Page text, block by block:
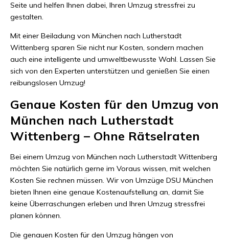
Seite und helfen Ihnen dabei, Ihren Umzug stressfrei zu
gestalten.
Mit einer Beiladung von München nach Lutherstadt
Wittenberg sparen Sie nicht nur Kosten, sondern machen
auch eine intelligente und umweltbewusste Wahl. Lassen Sie
sich von den Experten unterstützen und genießen Sie einen
reibungslosen Umzug!
Genaue Kosten für den Umzug von
München nach Lutherstadt
Wittenberg – Ohne Rätselraten
Bei einem Umzug von München nach Lutherstadt Wittenberg
möchten Sie natürlich gerne im Voraus wissen, mit welchen
Kosten Sie rechnen müssen. Wir von Umzüge DSU München
bieten Ihnen eine genaue Kostenaufstellung an, damit Sie
keine Überraschungen erleben und Ihren Umzug stressfrei
planen können.
Die genauen Kosten für den Umzug hängen von